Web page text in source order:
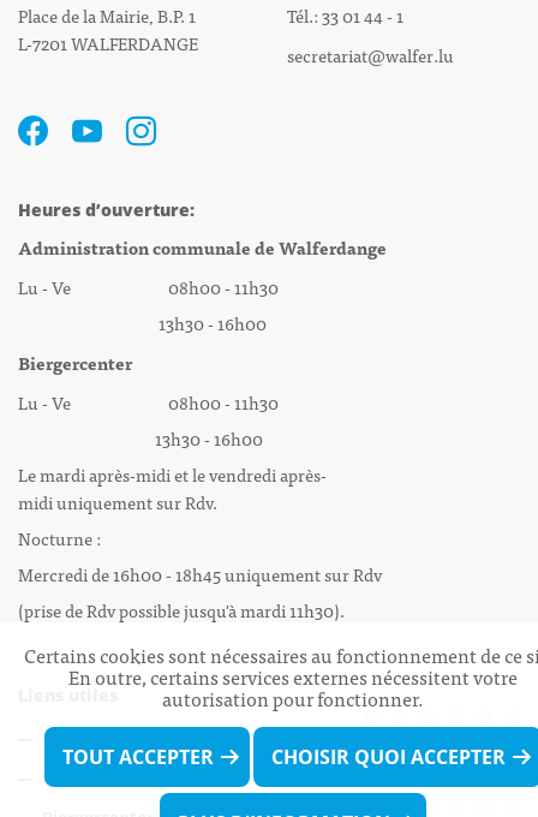
Place de la Mairie, B.P. 1
L-7201 WALFERDANGE
Tél.: 33 01 44 - 1
secretariat@walfer.lu
Heures d’ouverture:
Administration communale de Walferdange
Lu - Ve 08h00 - 11h30
13h30 - 16h00
Biergercenter
Lu - Ve 08h00 - 11h30
13h30 - 16h00
Le mardi après-midi et le vendredi après-
midi uniquement sur Rdv.
Nocturne :
Mercredi de 16h00 - 18h45 uniquement sur Rdv
(prise de Rdv possible jusqu'à mardi 11h30).
Formulaires
Contact
Certains cookies sont nécessaires au fonctionnement de ce
En outre, certains services externes nécessitent votre
autorisation pour fonctionner.
TOUT ACCEPTER CHOISIR QUOI ACCEPTER